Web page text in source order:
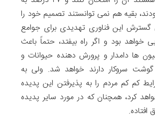
بقیه هم نمی توانستند تصمیم خود را
گسترش این فناوری تهدیدی برای جوامع
خواهد بود و اگر راه بیفتد، حتماً باعث
ها دامدار و پرورش دهنده حیوانات و
سروکار دارند خواهد شد. ولی به
کم کم مردم را به پذیرفتن این پدیده
کرد، همچنان که در مورد سایر پدیده
افتاده.